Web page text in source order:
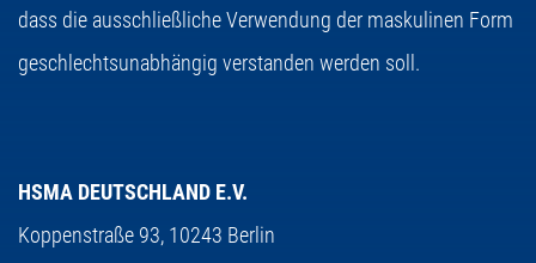
dass die ausschließliche Verwendung der maskulinen Form
geschlechtsunabhängig verstanden werden soll.
HSMA DEUTSCHLAND E.V.
Koppenstraße 93, 10243 Berlin